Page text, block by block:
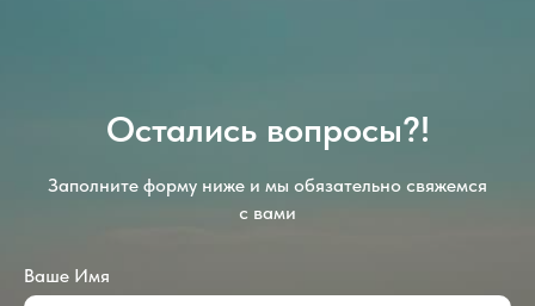
Остались вопросы?!
Заполните форму ниже и мы обязательно свяжемся
с вами
Ваше Имя